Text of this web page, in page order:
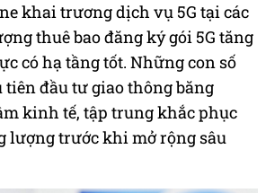
khai trương dịch vụ 5G tại các
thuê bao đăng ký gói 5G tăng
có hạ tầng tốt. Những con số
đầu tư giao thông băng
kinh tế, tập trung khắc phục
lượng trước khi mở rộng sâu